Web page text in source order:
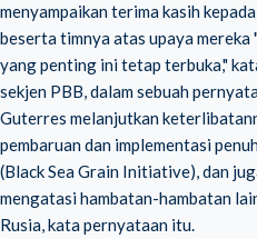
menyampaikan terima kasih
beserta timnya atas upaya
yang penting ini tetap terbuka,"
sekjen PBB, dalam sebuah
Guterres melanjutkan
pembaruan dan implementasi
(Black Sea Grain Initiative), dan
mengatasi hambatan-hambatan
Rusia, kata pernyataan itu.